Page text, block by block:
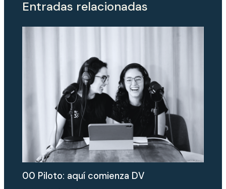
Entradas relacionadas
00 Piloto: aquí comienza DV